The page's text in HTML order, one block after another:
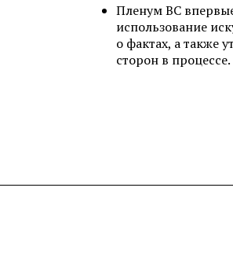
Пленум ВС
использование
о фактах, а также
сторон в процессе.